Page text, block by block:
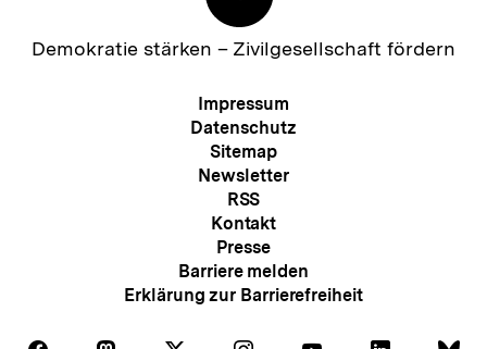
Zur
Demokratie stärken – Zivilgesellschaft fördern
Meta-
Navigation
Impressum
Datenschutz
Sitemap
Newsletter
RSS
Kontakt
Presse
Barriere melden
Erklärung zur Barrierefreiheit